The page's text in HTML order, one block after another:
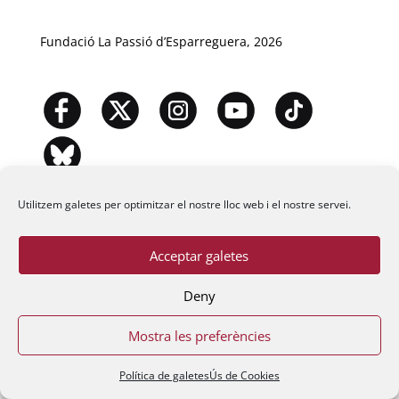
Utilitzem galetes per optimitzar el nostre lloc web i el nostre servei.
Acceptar galetes
Deny
Mostra les preferències
Política de galetesÚs de Cookies
Fundació La Passió d’Esparreguera, 2026